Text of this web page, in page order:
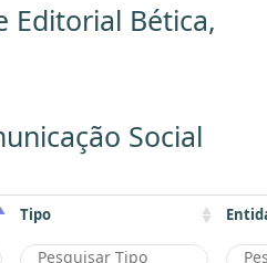
Editorial Bética,
Social
Tipo